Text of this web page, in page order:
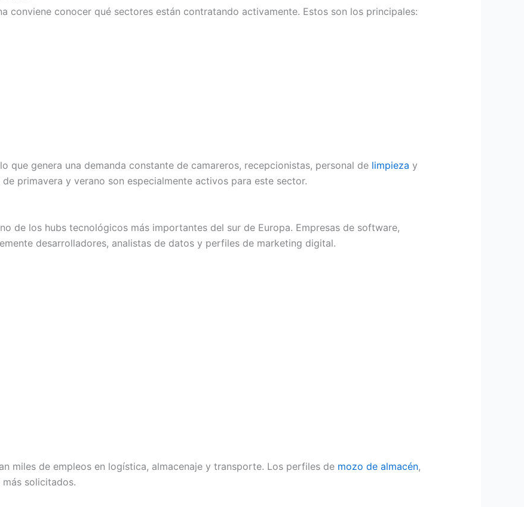
conviene conocer qué sectores están contratando activamente. Estos son los principales:
que genera una demanda constante de camareros, recepcionistas, personal de limpieza y
primavera y verano son especialmente activos para este sector.
de los hubs tecnológicos más importantes del sur de Europa. Empresas de software,
desarrolladores, analistas de datos y perfiles de marketing digital.
miles de empleos en logística, almacenaje y transporte. Los perfiles de mozo de almacén,
solicitados.